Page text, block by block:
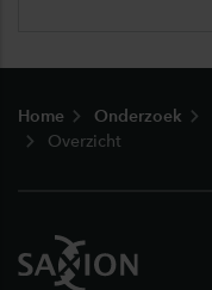
Home Onderzoek
Overzicht